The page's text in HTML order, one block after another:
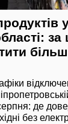
за
де
без